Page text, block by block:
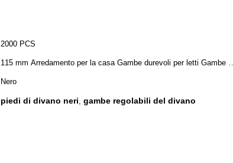
2000 PCS
115 mm Arredamento per la casa Gambe durevoli per letti Gambe e
piedi di plastica per letti
Nero
piedi di divano neri, gambe regolabili del divano